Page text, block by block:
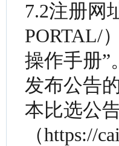
7.2注册网
PORTAL/
操作手册”。
发布公告
本比选公
（https://